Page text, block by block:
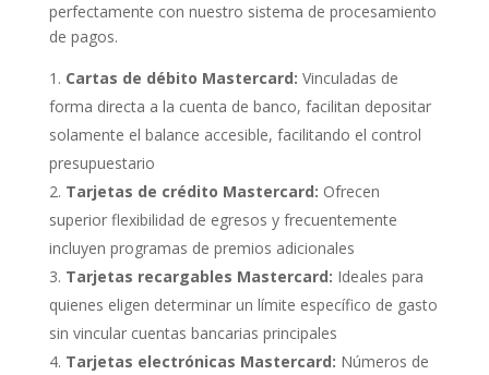
perfectamente con nuestro sistema de procesamiento
de pagos.
Cartas de débito Mastercard: Vinculadas de
forma directa a la cuenta de banco, facilitan depositar
solamente el balance accesible, facilitando el control
presupuestario
Tarjetas de crédito Mastercard: Ofrecen
superior flexibilidad de egresos y frecuentemente
incluyen programas de premios adicionales
Tarjetas recargables Mastercard: Ideales para
quienes eligen determinar un límite específico de gasto
sin vincular cuentas bancarias principales
Tarjetas electrónicas Mastercard: Números de